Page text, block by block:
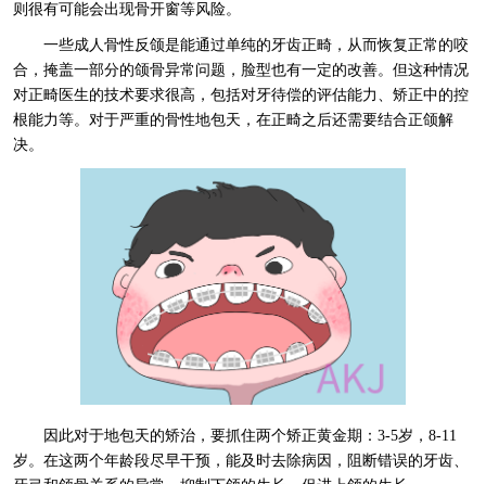
则很有可能会出现骨开窗等风险。
一些成人骨性反颌是能通过单纯的牙齿正畸，从而恢复正常的咬
合，掩盖一部分的颌骨异常问题，脸型也有一定的改善。但这种情况
对正畸医生的技术要求很高，包括对牙待偿的评估能力、矫正中的控
根能力等。对于严重的骨性地包天，在正畸之后还需要结合正颌解
决。
因此对于地包天的矫治，要抓住两个矫正黄金期：3-5岁，8-11
岁。在这两个年龄段尽早干预，能及时去除病因，阻断错误的牙齿、